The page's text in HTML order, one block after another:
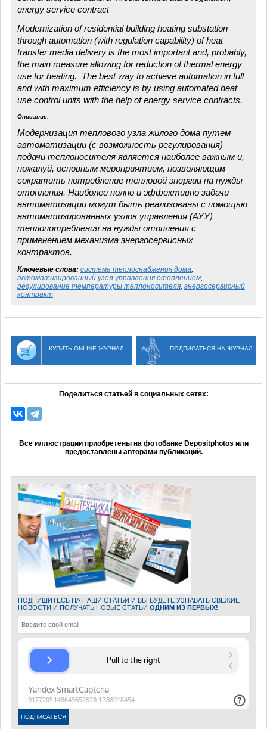
energy service contract
Modernization of residential building heating substation
through automation (with regulation capability) of heat
transfer media delivery is the most important and, probably,
the main measure allowing for reduction of thermal energy
use for heating. The best way to achieve automation in full
and with maximum efficiency is by using automated heat
use control units with the help of energy service contracts.
Описание:
Модернизация теплового узла жилого дома путем
автоматизации (с возможность регулирования)
подачи теплоносителя является наиболее важным и,
пожалуй, основным мероприятием, позволяющим
сократить потребление тепловой энергии на нужды
отопления. Наиболее полно и эффективно задачи
автоматизации могут быть реализованы с помощью
автоматизированных узлов управления (АУУ)
теплопотребления на нужды отопления с
применением механизма энергосервисных
контрактов.
Ключевые слова: система теплоснабжения дома,
автоматизированный узел управления отоплением,
регулирование температуры теплоносителя, энергосервисный
контракт
КУПИТЬ ONLINE ЖУРНАЛ ПОДПИСАТЬСЯ НА ЖУРНАЛ
Поделиться статьей в социальных сетях:
Все иллюстрации приобретены на фотобанке Depositphotos или
предоставлены авторами публикаций.
ПОДПИШИТЕСЬ НА НАШИ СТАТЬИ И ВЫ БУДЕТЕ УЗНАВАТЬ СВЕЖИЕ
НОВОСТИ И ПОЛУЧАТЬ НОВЫЕ СТАТЬИ ОДНИМ ИЗ ПЕРВЫХ!